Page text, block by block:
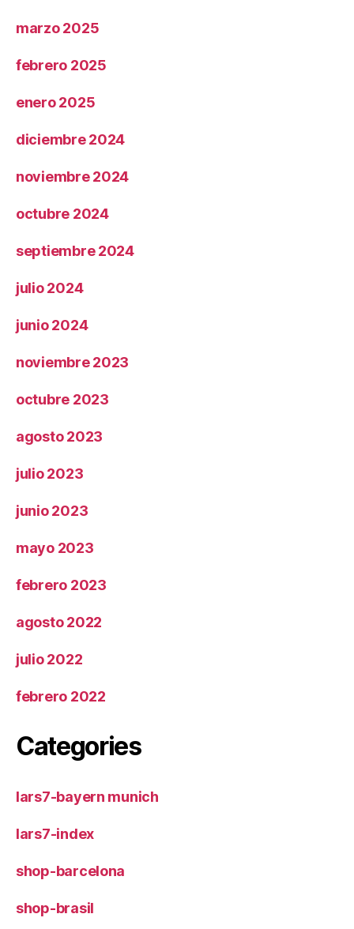
marzo 2025
febrero 2025
enero 2025
diciembre 2024
noviembre 2024
octubre 2024
septiembre 2024
julio 2024
junio 2024
noviembre 2023
octubre 2023
agosto 2023
julio 2023
junio 2023
mayo 2023
febrero 2023
agosto 2022
julio 2022
febrero 2022
Categories
lars7-bayern munich
lars7-index
shop-barcelona
shop-brasil